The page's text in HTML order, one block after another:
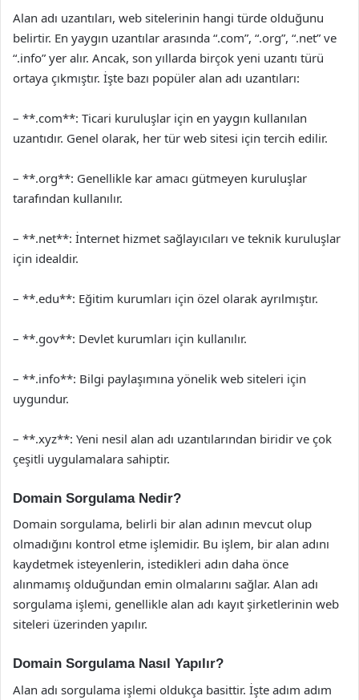
Alan adı uzantıları, web sitelerinin hangi türde olduğunu
belirtir. En yaygın uzantılar arasında “.com”, “.org”, “.net” ve
“.info” yer alır. Ancak, son yıllarda birçok yeni uzantı türü
ortaya çıkmıştır. İşte bazı popüler alan adı uzantıları:
– **.com**: Ticari kuruluşlar için en yaygın kullanılan
uzantıdır. Genel olarak, her tür web sitesi için tercih edilir.
– **.org**: Genellikle kar amacı gütmeyen kuruluşlar
tarafından kullanılır.
– **.net**: İnternet hizmet sağlayıcıları ve teknik kuruluşlar
için idealdir.
– **.edu**: Eğitim kurumları için özel olarak ayrılmıştır.
– **.gov**: Devlet kurumları için kullanılır.
– **.info**: Bilgi paylaşımına yönelik web siteleri için
uygundur.
– **.xyz**: Yeni nesil alan adı uzantılarından biridir ve çok
çeşitli uygulamalara sahiptir.
Domain Sorgulama Nedir?
Domain sorgulama, belirli bir alan adının mevcut olup
olmadığını kontrol etme işlemidir. Bu işlem, bir alan adını
kaydetmek isteyenlerin, istedikleri adın daha önce
alınmamış olduğundan emin olmalarını sağlar. Alan adı
sorgulama işlemi, genellikle alan adı kayıt şirketlerinin web
siteleri üzerinden yapılır.
Domain Sorgulama Nasıl Yapılır?
Alan adı sorgulama işlemi oldukça basittir. İşte adım adım